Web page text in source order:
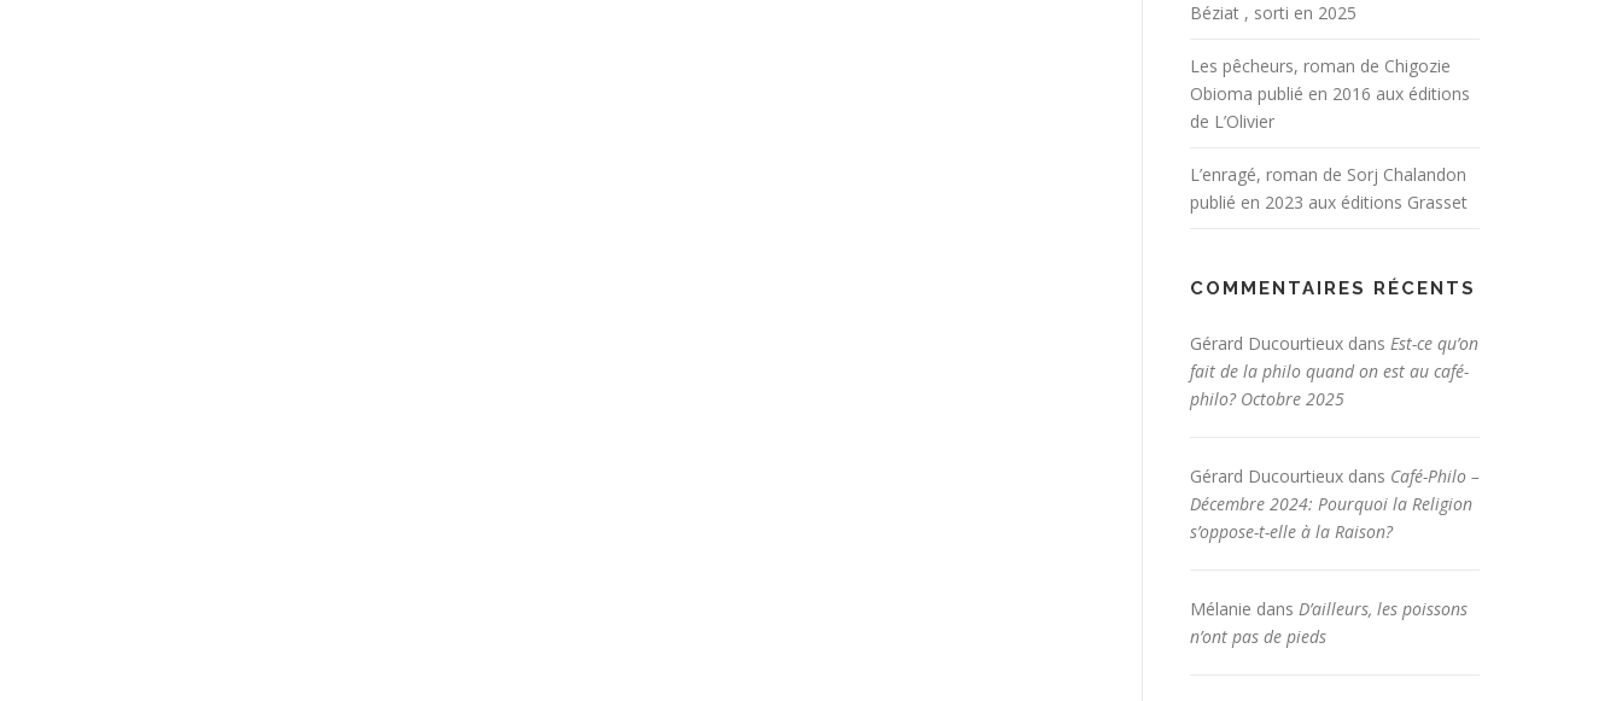
Béziat , sorti en 2025
Les pêcheurs, roman de Chigozie
Obioma publié en 2016 aux éditions
de L’Olivier
L’enragé, roman de Sorj Chalandon
publié en 2023 aux éditions Grasset
COMMENTAIRES RÉCENTS
Gérard Ducourtieux dans Est-ce qu’on
fait de la philo quand on est au café-
philo? Octobre 2025
Gérard Ducourtieux dans Café-Philo –
Décembre 2024: Pourquoi la Religion
s’oppose-t-elle à la Raison?
Mélanie dans D’ailleurs, les poissons
n’ont pas de pieds